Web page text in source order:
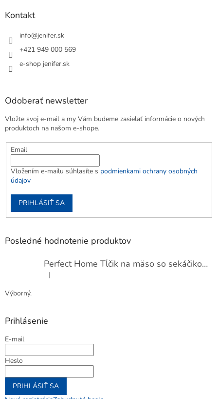
Kontakt
info@jenifer.sk
+421 949 000 569
e-shop jenifer.sk
Odoberať newsletter
Vložte svoj e-mail a my Vám budeme zasielať informácie o nových
produktoch na našom e-shope.
Email
Vložením e-mailu súhlasíte s podmienkami ochrany osobných
údajov
PRIHLÁSIŤ SA
Posledné hodnotenie produktov
Perfect Home Tĺčik na mäso so sekáčikom, 56893
Hodnotenie produktu je 5 z 5 hviezdičiek.
|
Výborný.
Prihlásenie
E-mail
Heslo
PRIHLÁSIŤ SA